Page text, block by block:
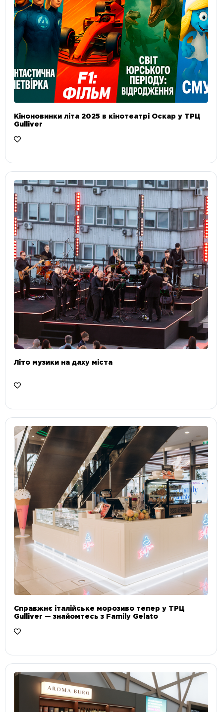
Кіноновинки літа 2025 в кінотеатрі Оскар у ТРЦ
Gulliver
Літо музики на даху міста
Справжнє італійське морозиво тепер у ТРЦ
Gulliver — знайомтесь з Family Gelato